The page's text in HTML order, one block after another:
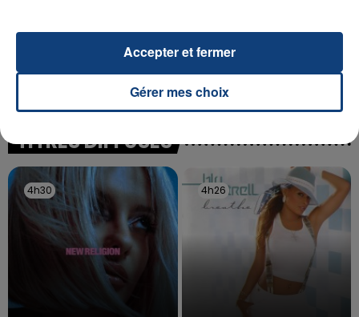
20 juillet 2026
UNE ADOLESCENTE DEVANT SE FAIRE
OPÉRER DE LA CHEVILLE RESSORT DE LA...
La famille a porté plainte contre la clinique qui a
reconnu sa responsabilité et présenté ses
TITRES DIFFUSÉS
4h30
4h30 4h26
4h26
Gérer mes choix
Accepter et fermer